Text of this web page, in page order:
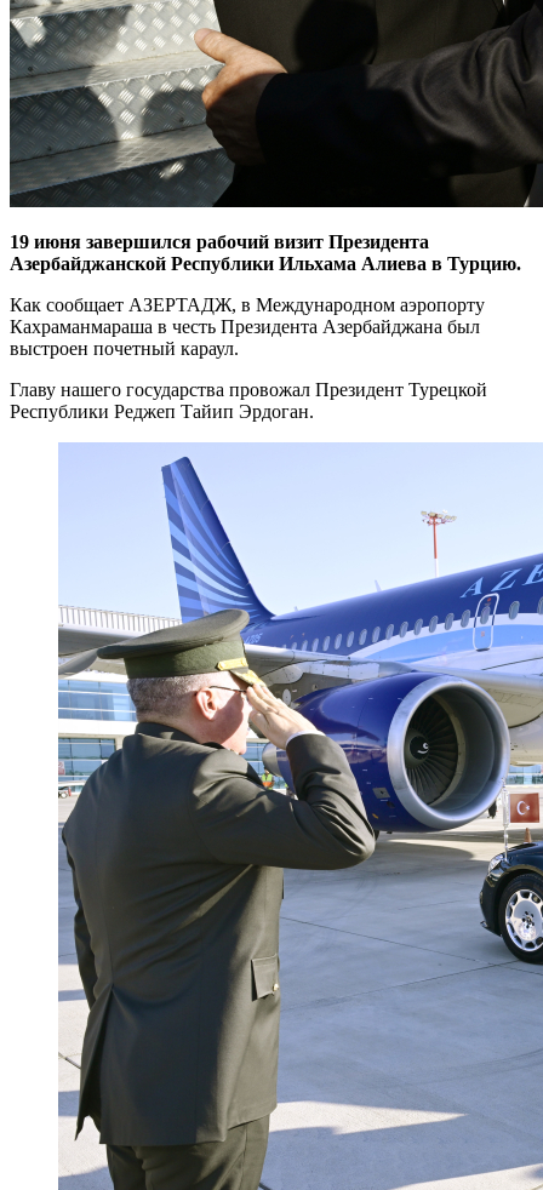
19 июня завершился рабочий визит Президента
Азербайджанской Республики Ильхама Алиева в Турцию.
Как сообщает АЗЕРТАДЖ, в Международном аэропорту
Кахраманмараша в честь Президента Азербайджана был
выстроен почетный караул.
Главу нашего государства провожал Президент Турецкой
Республики Реджеп Тайип Эрдоган.